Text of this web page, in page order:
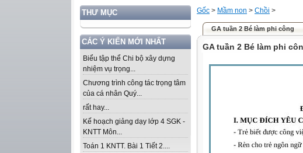
THƯ MỤC
CÁC Ý KIẾN MỚI NHẤT
Biểu tập thể Chi bộ xây dựng
nhiệm vụ trọng...
Chương trình công tác trọng tâm
của cá nhân Quý...
rất hay...
Kế hoạch giảng dạy lớp 4 SGK -
KNTT Môn...
Toán 1 KNTT. Bài 1 Tiết 2....
Gốc > Mầm non > Chồi >
GA tuần 2 Bé làm phi công
GA tuần 2 Bé làm phi